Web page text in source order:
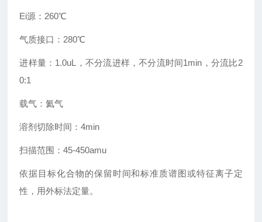
Ei源：260℃
气质接口：280℃
进样量：1.0uL，不分流进样，不分流时间1min，分流比2
0:1
载气：氦气
溶剂切除时间：4min
扫描范围：45-450amu
依据目标化合物的保留时间和标准质谱图或特征离子定
性，用外标法定量。